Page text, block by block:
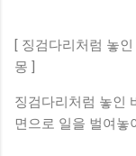
[ 징검다리처럼 놓
몽 ]
징검다리처럼 놓인
면으로 일을 벌여놓